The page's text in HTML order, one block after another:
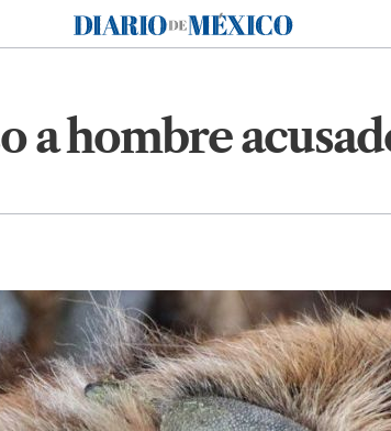
Diario de México
a hombre